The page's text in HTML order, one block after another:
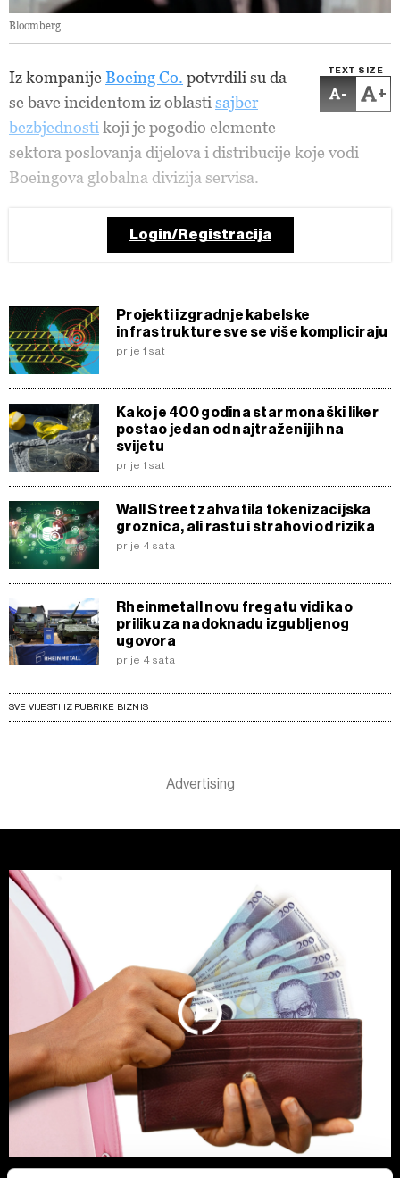
Bloomberg
TEXT SIZE
- +
Iz kompanijeBoeing Co. potvrdili su da
se bave incidentom iz oblasti sajber
bezbjednosti koji je pogodio elemente
sektora poslovanja dijelova i distribucije koje vodi
Boeingova globalna divizija servisa.
Login/Registracija
Projekti izgradnje kabelske
infrastrukture sve se više kompliciraju
prije 1 sat
Kako je 400 godina star monaški liker
postao jedan od najtraženijih na
svijetu
prije 1 sat
Wall Street zahvatila tokenizacijska
groznica, ali rastu i strahovi od rizika
prije 4 sata
Rheinmetall novu fregatu vidi kao
priliku za nadoknadu izgubljenog
ugovora
prije 4 sata
SVE VIJESTI IZ RUBRIKE BIZNIS